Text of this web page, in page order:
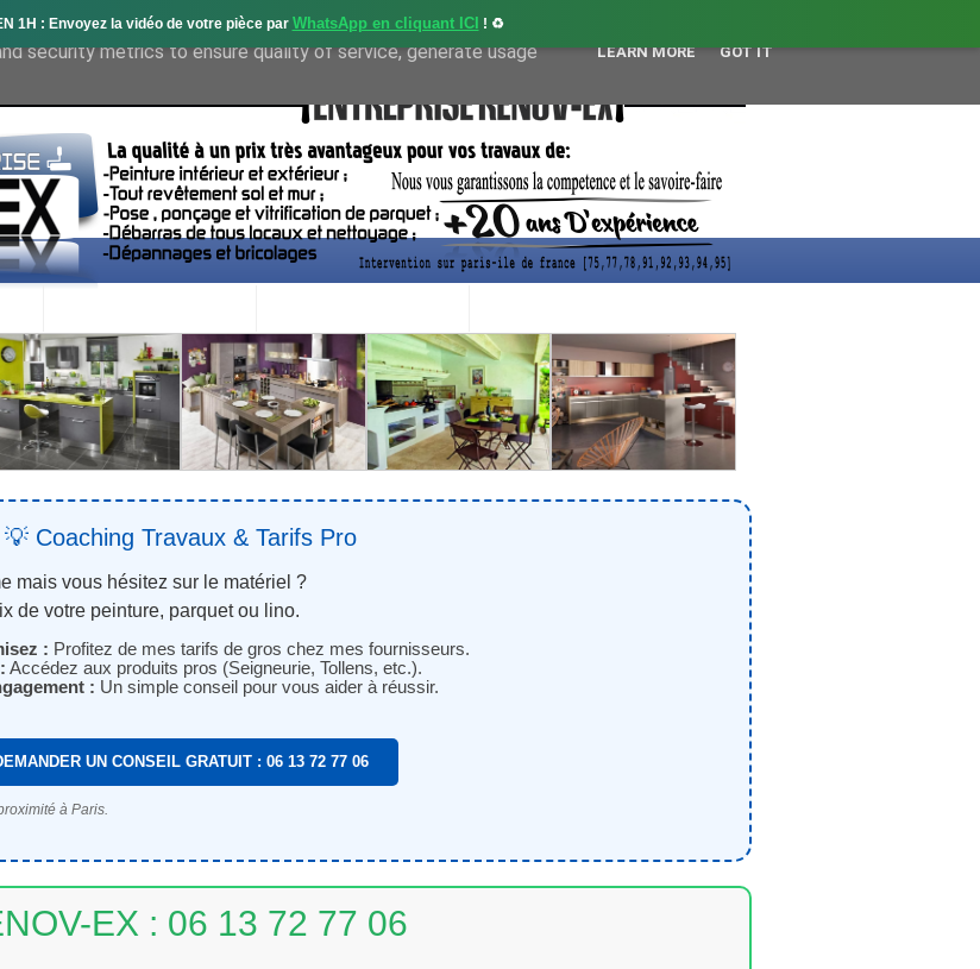
1H : Envoyez la vidéo de votre pièce par WhatsApp en cliquant ICI ! ♻️
💡 Coaching Travaux & Tarifs Pro
mais vous hésitez sur le matériel ?
de votre peinture, parquet ou lino.
: Profitez de mes tarifs de gros chez mes fournisseurs.
Accédez aux produits pros (Seigneurie, Tollens, etc.).
: Un simple conseil pour vous aider à réussir.
UN CONSEIL GRATUIT : 06 13 72 77 06
à Paris.
EX : 06 13 72 77 06
and to analyze traffic. Your IP address and user-agent
security metrics to ensure quality of service, generate usage
LEARN MORE GOT IT